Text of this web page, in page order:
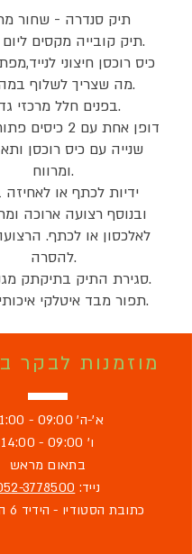
תיק סנדרה - שחור
תיק קובייה מקסים ליום ולערב.
כיס רוכסן חיצוני
מה שצריך לשלוף במהירות.
בפנים חלל מרכזי גדול.
דופן אחת עם 2
שנייה עם כיס רוכסן
ומרווח.
2 ידיות לכתף או לאחיזה
ובנוסף רצועה ארוכה
לאלכסון או לכתף.
להסרה.
סגירת התיק בתיקתק מגנט כפול.
תפור מבד איטלקי איכותי,טבעוני.
מוזמנות לבקר
א'-ה' 09:00 - 21:00
ו' 09:00 - 14:00
בתאום מראש
נייד: 3778500
כתובת הסטודיו - הידיד 6 הוד השרון